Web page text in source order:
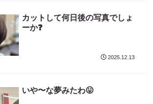
カットして何日後の写真でしょ
ーか❓
2025.12.13
いや〜な夢みたわ😛